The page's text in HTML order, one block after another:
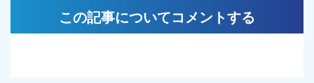
この記事についてコメントする